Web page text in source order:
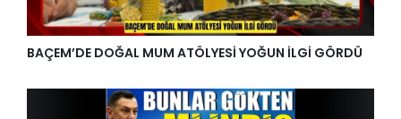
BAÇEM’DE DOĞAL MUM ATÖLYESİ YOĞUN İLGİ GÖRDÜ